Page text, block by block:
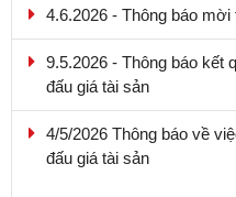
9.5.2026 - Thông báo kết
4/5/2026 Thông báo về
20.4.2026 - Thông báo